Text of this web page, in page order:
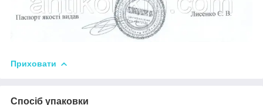
Приховати
Спосіб упаковки